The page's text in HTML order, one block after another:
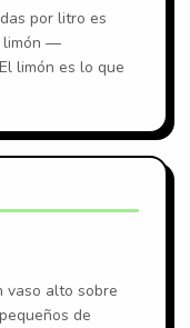
por litro es
limón —
limón es lo que
vaso alto sobre
de